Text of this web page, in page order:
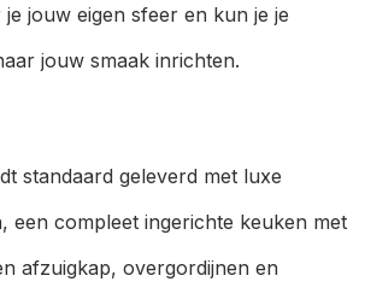
jouw eigen sfeer en kun je je
jouw smaak inrichten.
standaard geleverd met luxe
een compleet ingerichte keuken met
afzuigkap, overgordijnen en